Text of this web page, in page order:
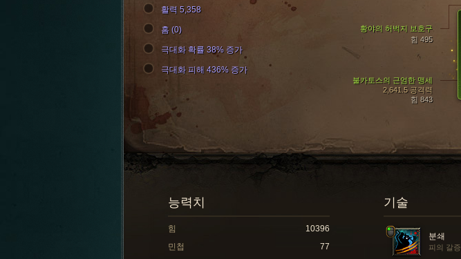
황야의 허벅지 보호구
힘 495
불카토스의 근엄한 맹세
2,641.5 공격력
힘 843
활력 5,358
홈 (0)
극대화 확률 38% 증가
극대화 피해 436% 증가
기술
분쇄
피의 갈증
능력치
힘
10396
민첩
77